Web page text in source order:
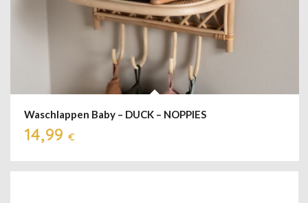
Waschlappen Baby – DUCK – NOPPIES
14,99 €